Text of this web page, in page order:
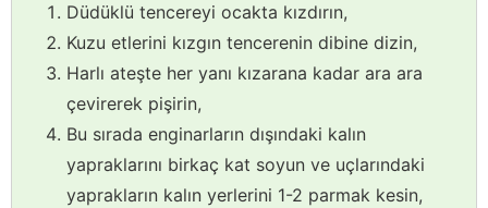
Düdüklü tencereyi ocakta kızdırın,
Kuzu etlerini kızgın tencerenin dibine dizin,
Harlı ateşte her yanı kızarana kadar ara ara
çevirerek pişirin,
Bu sırada enginarların dışındaki kalın
yapraklarını birkaç kat soyun ve uçlarındaki
yaprakların kalın yerlerini 1-2 parmak kesin,